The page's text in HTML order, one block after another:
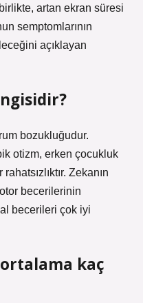
artan ekran süresi
semptomlarının
açıklayan
bozukluğudur.
otizm, erken çocukluk
Zekanın
becerilerinin
becerileri çok iyi
kaç